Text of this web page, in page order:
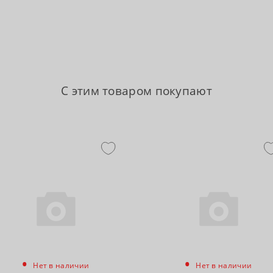
С этим товаром покупают
• Нет в наличии • Нет в наличии